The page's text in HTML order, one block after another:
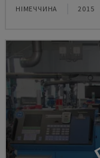
НІМЕЧЧИНА 2015